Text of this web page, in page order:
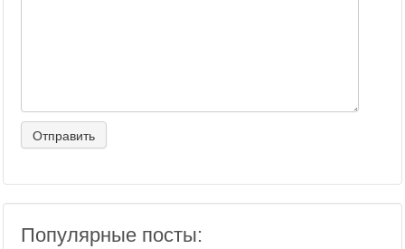
Популярные посты: